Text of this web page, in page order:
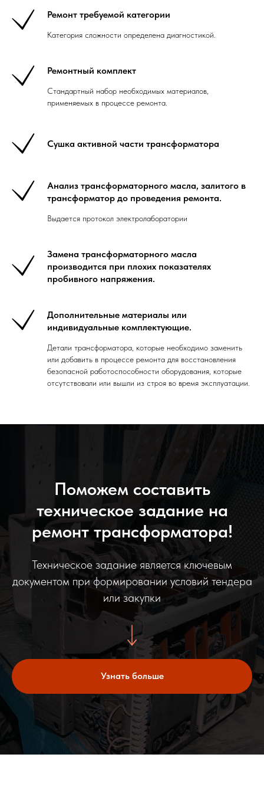
Ремонт требуемой категории
Категория сложности определена диагностикой.
Ремонтный комплект
Cтандартный набор необходимых материалов,
применяемых в процессе ремонта.
Сушка активной части трансформатора
Анализ трансформаторного масла, залитого в
трансформатор до проведения ремонта.
Выдается протокол электролаборатории
Замена трансформаторного масла
производится при плохих показателях
пробивного напряжения.
Дополнительные материалы или
индивидуальные комплектующие.
Детали трансформатора, которые необходимо заменить
или добавить в процессе ремонта для восстановления
безопасной работоспособности оборудования, которые
отсутствовали или вышли из строя во время эксплуатации.
Поможем составить
техническое задание на
ремонт трансформатора!
Техническое задание является ключевым
документом при формировании условий тендера
или закупки
Узнать больше